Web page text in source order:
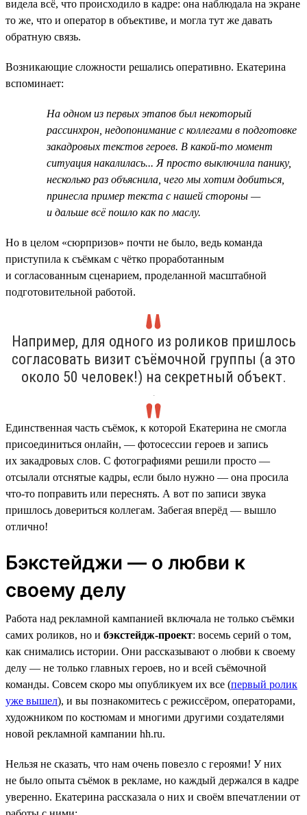
видела всё, что происходило в кадре: она наблюдала на экране
то же, что и оператор в объективе, и могла тут же давать
обратную связь.
Возникающие сложности решались оперативно. Екатерина
вспоминает:
На одном из первых этапов был некоторый
рассинхрон, недопонимание с коллегами в подготовке
закадровых текстов героев. В какой-то момент
ситуация накалилась... Я просто выключила панику,
несколько раз объяснила, чего мы хотим добиться,
принесла пример текста с нашей стороны —
и дальше всё пошло как по маслу.
Но в целом «сюрпризов» почти не было, ведь команда
приступила к съёмкам с чётко проработанным
и согласованным сценарием, проделанной масштабной
подготовительной работой.
Например, для одного из роликов пришлось
согласовать визит съёмочной группы (а это
около 50 человек!) на секретный объект.
.
Единственная часть съёмок, к которой Екатерина не смогла
присоединиться онлайн, — фотосессии героев и запись
их закадровых слов. С фотографиями решили просто —
отсылали отснятые кадры, если было нужно — она просила
что-то поправить или переснять. А вот по записи звука
пришлось довериться коллегам. Забегая вперёд — вышло
отлично!
Бэкстейджи — о любви к
своему делу
Работа над рекламной кампанией включала не только съёмки
самих роликов, но и бэкстейдж-проект: восемь серий о том,
как снимались истории. Они рассказывают о любви к своему
делу — не только главных героев, но и всей съёмочной
команды. Совсем скоро мы опубликуем их все (первый ролик
уже вышел), и вы познакомитесь с режиссёром, операторами,
художником по костюмам и многими другими создателями
новой рекламной кампании hh.ru.
Нельзя не сказать, что нам очень повезло с героями! У них
не было опыта съёмок в рекламе, но каждый держался в кадре
уверенно. Екатерина рассказала о них и своём впечатлении от